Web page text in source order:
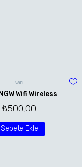
WİFİ
Wifi Wireless
₺500,00
Sepete Ekle